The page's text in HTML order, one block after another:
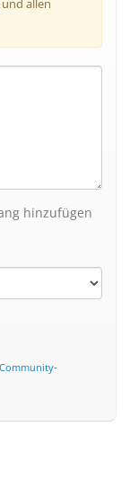
allen
hinzufügen
Community-